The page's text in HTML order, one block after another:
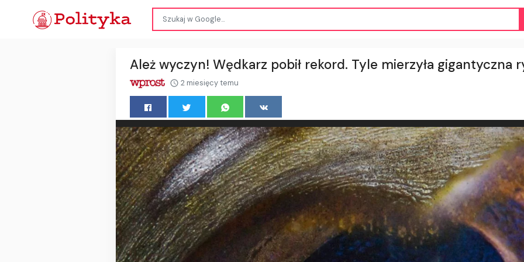
Ależ wyczyn! Wędkarz pobił rekord. Tyle mierzyła gigantyczna
2 miesięcy temu